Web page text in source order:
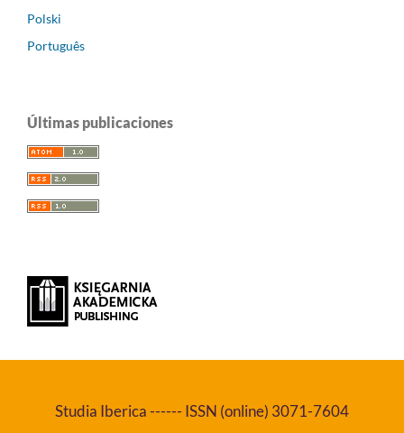
Polski
Português
Últimas publicaciones
Studia Iberica ------ ISSN (online) 3071-7604